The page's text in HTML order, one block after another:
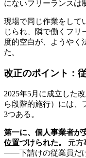
にないフリーランスは
現場で同じ作業をして
じられ、隣で働くフリ
度的空白が、ようやく
た。
改正のポイント：
2025年5月に成立した
ら段階的施行）には、
3つある。
第一に、個人事業者が
位置づけられた。
元方
――下請けの従業員だ